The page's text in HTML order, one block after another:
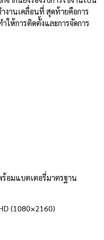
งานเคลื่อนที่ สุดท้ายคือการ
ให้การติดตั้งและการจัดการ
อมแบตเตอรี่มาตรฐาน
(1080×2160)